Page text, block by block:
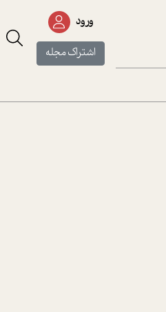
ورود
اشتراک مجله